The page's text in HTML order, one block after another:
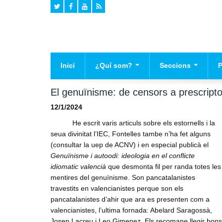
Inici ¿Quí som?
Historia
Seccions
Mig ambient
Cultura
Valencianisme
Infraestructures
Politica
Opinio
Societat
El genuïnisme: de censors a
12/1/2024
He escrit varis articuls sobre els estornells i la
seua divinitat l’IEC, Fontelles tambe n’ha fet alguns
(consultar la uep de ACNV) i en especial publicà el
Genuïnisme i autoodi: ideologia en el conflicte
idiomatic valencià que desmonta fil per randa totes les
mentires del genuïnisme. Son pancatalanistes
travestits en valencianistes perque son els
pancatalanistes d’ahir que ara es presenten com a
valencianistes, l’ultima fornada: Abelard Saragossà,